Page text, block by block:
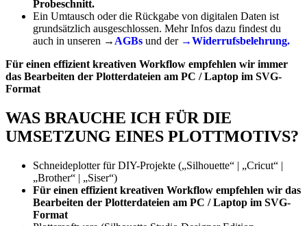
Probeschnitt.
Ein Umtausch oder die Rückgabe von digitalen Daten ist
grundsätzlich ausgeschlossen. Mehr Infos dazu findest du
auch in unseren → AGBs und der →Widerrufsbelehrung.
Für einen effizient kreativen Workflow empfehlen wir immer
das Bearbeiten der Plotterdateien am PC / Laptop im SVG-
Format
WAS BRAUCHE ICH FÜR DIE
UMSETZUNG EINES PLOTTMOTIVS?
Schneideplotter für DIY-Projekte („Silhouette“ | „Cricut“ |
„Brother“ | „Siser“)
Für einen effizient kreativen Workflow empfehlen wir das
Bearbeiten der Plotterdateien am PC / Laptop im SVG-
Format